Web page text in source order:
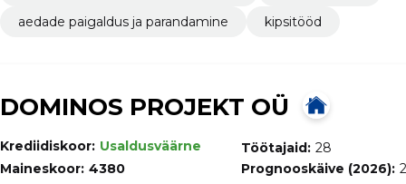
aedade paigaldus ja parandamine
kipsitööd
DOMINOS PROJEKT OÜ
Krediidiskoor: Usaldusväärne
Maineskoor: 4380
Töötajaid: 28
Prognooskäive (2026):